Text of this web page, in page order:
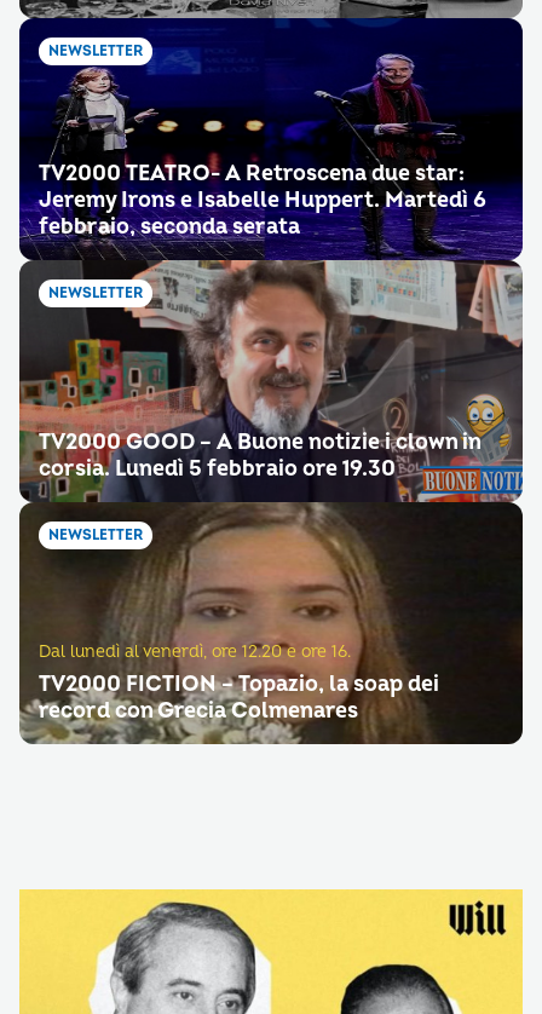
NEWSLETTER
TV2000 TEATRO- A Retroscena due star:
Jeremy Irons e Isabelle Huppert. Martedì 6
febbraio, seconda serata
NEWSLETTER
TV2000 GOOD – A Buone notizie i clown in
corsia. Lunedì 5 febbraio ore 19.30
NEWSLETTER
Dal lunedì al venerdì, ore 12.20 e ore 16.
TV2000 FICTION – Topazio, la soap dei
record con Grecia Colmenares